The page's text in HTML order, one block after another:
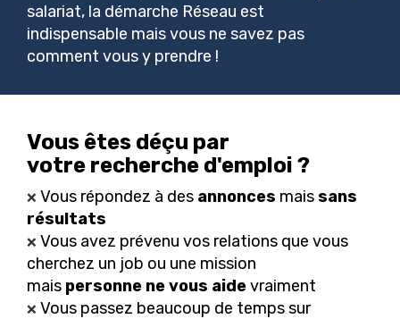
salariat, la démarche Réseau est
indispensable mais vous ne savez pas
comment vous y prendre !
Vous êtes déçu par
votre recherche d'emploi ?
❌ Vous répondez à des annonces maissans
résultats
❌ Vous avez prévenu vos relations que vous
cherchez un job ou une mission
mais personne ne vous aidevraiment
❌ Vous passez beaucoup de temps sur